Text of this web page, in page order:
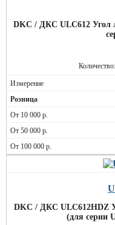
DKC / ДКС ULC612 Угол
Количество:
DKC / ДКС ULC612HDZ
(для серии